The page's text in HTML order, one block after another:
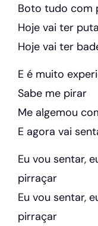
Boto tudo com
Hoje vai ter
Hoje vai ter
E é muito
Sabe me pirar
Me algemou
E agora vai
Eu vou sentar,
pirraçar
Eu vou sentar,
pirraçar